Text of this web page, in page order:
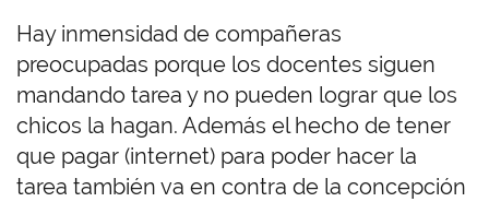
Hay inmensidad de compañeras
preocupadas porque los docentes siguen
mandando tarea y no pueden lograr que los
chicos la hagan. Además el hecho de tener
que pagar (internet) para poder hacer la
tarea también va en contra de la concepción